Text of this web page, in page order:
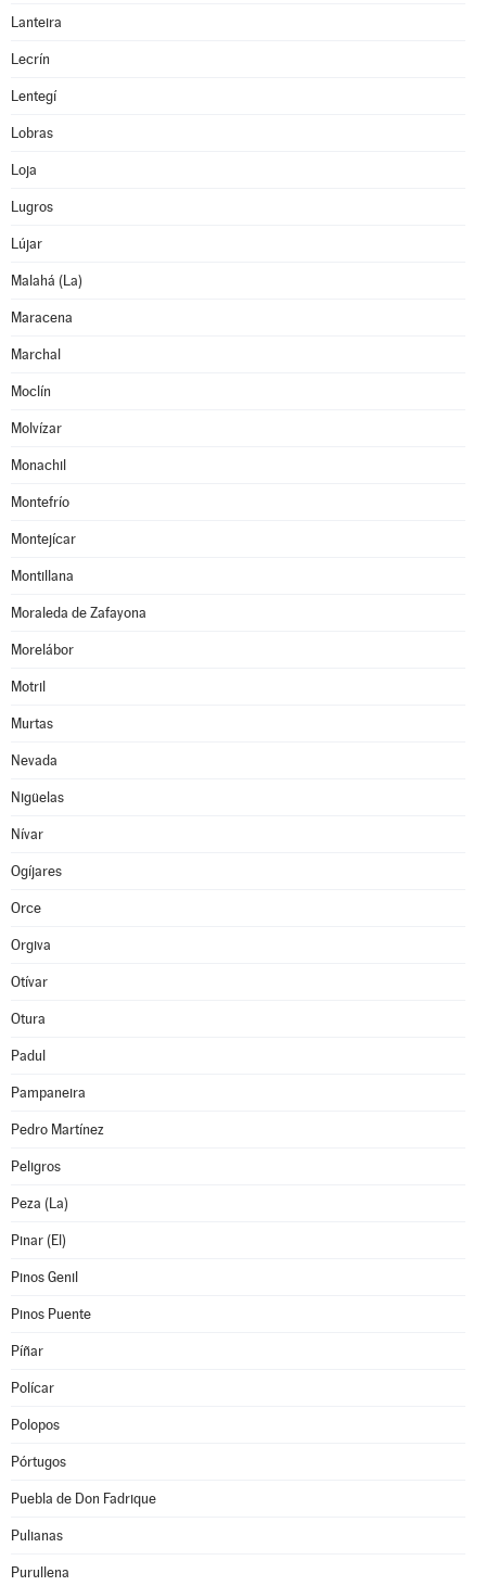
Lanteira
Lecrín
Lentegí
Lobras
Loja
Lugros
Lújar
Malahá (La)
Maracena
Marchal
Moclín
Molvízar
Monachil
Montefrío
Montejícar
Montillana
Moraleda de Zafayona
Morelábor
Motril
Murtas
Nevada
Nigüelas
Nívar
Ogíjares
Orce
Orgiva
Otívar
Otura
Padul
Pampaneira
Pedro Martínez
Peligros
Peza (La)
Pinar (El)
Pinos Genil
Pinos Puente
Píñar
Polícar
Polopos
Pórtugos
Puebla de Don Fadrique
Pulianas
Purullena